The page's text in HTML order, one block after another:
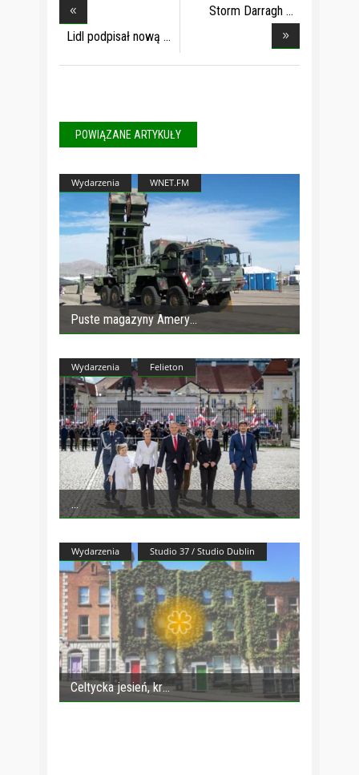
Lidl podpisał nową
Storm Darragh
POWIĄZANE ARTYKUŁY
Wydarzenia WNET.FM
Puste magazyny Amery
Wydarzenia Felieton
Wydarzenia Studio 37 / Studio Dublin
Celtycka jesień, kr